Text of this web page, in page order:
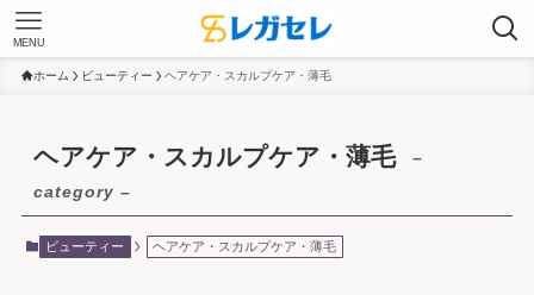
MENU
ホーム ビューティー ヘアケア・スカルプケア・薄毛
ヘアケア・スカルプケア・薄毛
–
category –
ビューティー ヘアケア・スカルプケア・薄毛